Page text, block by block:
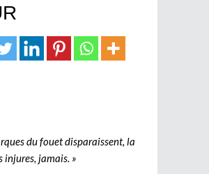
du fouet disparaissent, la
injures, jamais. »